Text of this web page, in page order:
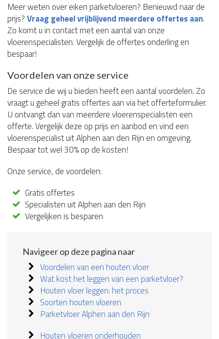
Meer weten over eiken parketvloeren? Benieuwd naar de
prijs?Vraag geheel vrijblijvend meerdere offertes aan.
Zo komt u in contact met een aantal van onze
vloerenspecialisten. Vergelijk de offertes onderling en
bespaar!
Voordelen van onze service
De service die wij u bieden heeft een aantal voordelen. Zo
vraagt u geheel gratis offertes aan via het offerteformulier.
U ontvangt dan van meerdere vloerenspecialisten een
offerte. Vergelijk deze op prijs en aanbod en vind een
vloerenspecialist uit Alphen aan den Rijn en omgeving.
Bespaar tot wel 30% op de kosten!
Onze service, de voordelen:
Gratis offertes
Specialisten uit Alphen aan den Rijn
Vergelijken is besparen
Navigeer op deze pagina naar
Voordelen van een houten vloer
Wat kost het leggen van een parketvloer?
Houten vloer leggen: het proces
Soorten houten vloeren
Parketvloer Alphen aan den Rijn
Houten vloeren onderhouden